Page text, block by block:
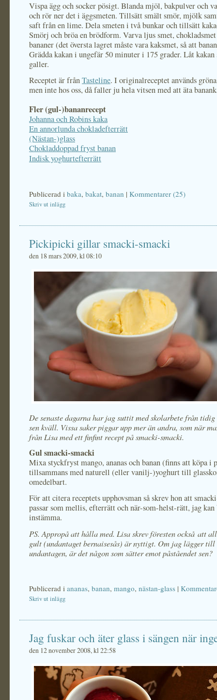
Vispa ägg och socker pösigt. Blanda mjöl, bakpulver och
och rör ner det i äggsmeten. Tillsätt smält smör, mjölk
saft från en lime. Dela smeten i två bunkar och tillsätt
Smörj och bröa en brödform. Varva ljus smet,
bananer (det översta lagret måste vara kaksmet, så att
Grädda kakan i ungefär 50 minuter i 175 grader. Låt kakan
galler.
Receptet är frånTasteline. I originalreceptet används
men inte hos oss, då faller ju hela vitsen med att äta
Fler (gul-)bananrecept
Johanna och Robins kaka
En annorlunda chokladefterrätt
(Nästan-)glass
Chokladdoppad fryst banan
Indisk yoghurtefterrätt
Publicerad i baka, bakat, banan | Kommentarer (25)
Skriv ut inlägg
Pickipicki gillar smacki-smacki
den 18 mars 2009, kl 08:10
De senaste dagarna har jag suttit med skolarbete från
sen kväll. Vissa saker piggar upp mer än andra, som när
från Lisa med ett finfint recept på smacki-smacki.
Gul smacki-smacki
Mixa styckfryst mango, ananas och banan (finns att köpa i
tillsammans med naturell (eller vanilj-)yoghurt till
omedelbart.
För att citera receptets upphovsman så skrev hon att
passar som mellis, efterrätt och när-som-helst-rätt, jag kan
instämma.
PS. Appropå att hålla med. Lisa skrev föresten också att
gult (undantaget bernaisesås) är nyttigt. Om jag lägger
undantagen, är det någon som sätter emot påståendet sen?
Publicerad i ananas, banan, mango, nästan-glass |
Skriv ut inlägg
Jag fuskar och äter glass i sängen när
den 12 november 2008, kl 22:58